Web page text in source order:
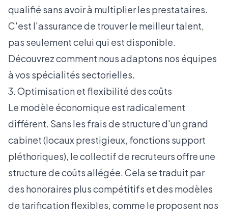
qualifié sans avoir à multiplier les prestataires.
C'est l'assurance de trouver le meilleur talent,
pas seulement celui qui est disponible.
Découvrez comment nous adaptons nos équipes
à vos spécialités sectorielles.
3. Optimisation et flexibilité des coûts
Le modèle économique est radicalement
différent. Sans les frais de structure d'un grand
cabinet (locaux prestigieux, fonctions support
pléthoriques), le collectif de recruteurs offre une
structure de coûts allégée. Cela se traduit par
des honoraires plus compétitifs et des modèles
de tarification flexibles, comme le proposent nos